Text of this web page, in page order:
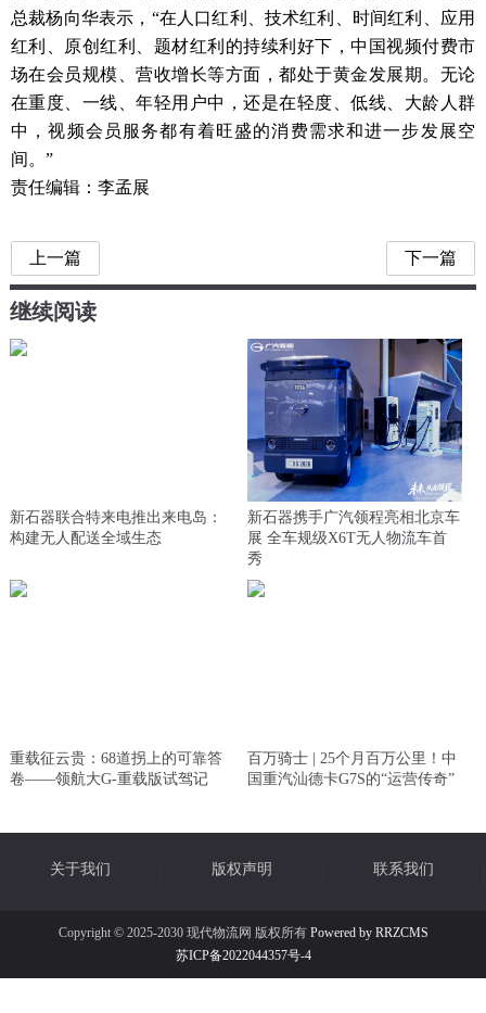
总裁杨向华表示，“在人口红利、技术红利、时间红利、应用
红利、原创红利、题材红利的持续利好下，中国视频付费市
场在会员规模、营收增长等方面，都处于黄金发展期。无论
在重度、一线、年轻用户中，还是在轻度、低线、大龄人群
中，视频会员服务都有着旺盛的消费需求和进一步发展空
间。”
责任编辑：李孟展
上一篇 下一篇
继续阅读
新石器联合特来电推出来电岛：
构建无人配送全域生态
新石器携手广汽领程亮相北京车
展 全车规级X6T无人物流车首
秀
重载征云贵：68道拐上的可靠答
卷——领航大G-重载版试驾记
百万骑士 | 25个月百万公里！中
国重汽汕德卡G7S的“运营传奇”
关于我们 版权声明 联系我们
Copyright © 2025-2030 现代物流网 版权所有Powered by RRZCMS
苏ICP备2022044357号-4